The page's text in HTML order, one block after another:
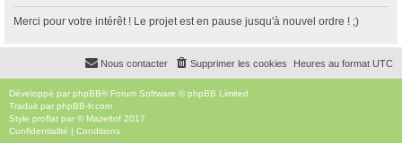
r
c
Merci pour votre intérêt ! Le projet est en pause jusqu'à nouvel ordre ! ;)
Heures au format UTC
Supprimer les cookies
Nous contacter
Développé par phpBB® Forum Software © phpBB Limited
Traduit par phpBB-fr.com
Style proflat par © Mazeltof 2017
Confidentialité | Conditions